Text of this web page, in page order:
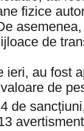
fizice
de
ieri, au fost
de
de